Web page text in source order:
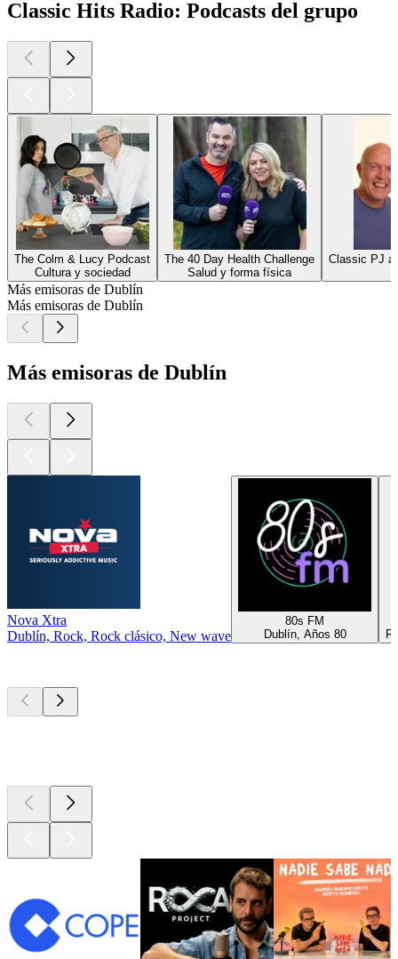
Classic Hits Radio: Podcasts del grupo
The Colm & Lucy Podcast
Cultura y sociedad
The 40 Day Health Challenge
Salud y forma física
Classic PJ
Más emisoras de Dublín
Más emisoras de Dublín
Más emisoras de Dublín
Nova Xtra
Dublín, Rock, Rock clásico, New wave
80s FM
Dublín, Años 80